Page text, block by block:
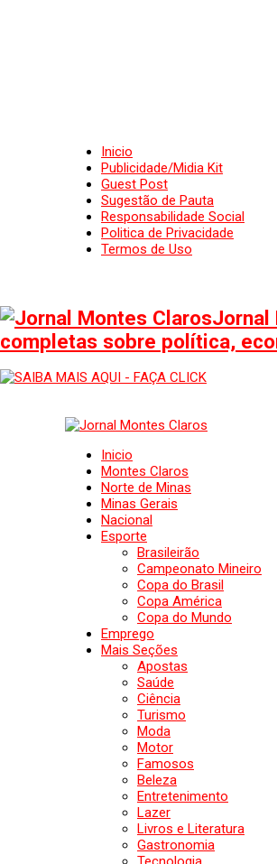
Inicio
Publicidade/Midia Kit
Guest Post
Sugestão de Pauta
Responsabilidade Social
Politica de Privacidade
Termos de Uso
Jornal
completas sobre política,
Inicio
Montes Claros
Norte de Minas
Minas Gerais
Nacional
Esporte
Brasileirão
Campeonato Mineiro
Copa do Brasil
Copa América
Copa do Mundo
Emprego
Mais Seções
Apostas
Saúde
Ciência
Turismo
Moda
Motor
Famosos
Beleza
Entretenimento
Lazer
Livros e Literatura
Gastronomia